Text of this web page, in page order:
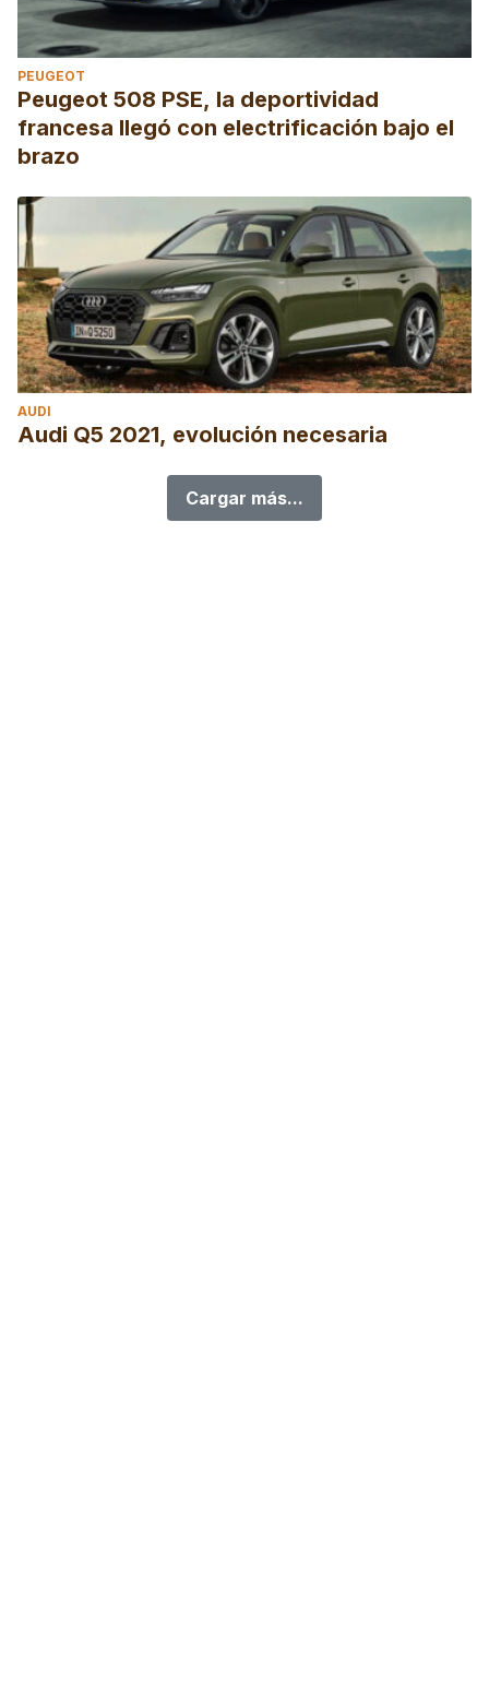
PEUGEOT
Peugeot 508 PSE, la deportividad
francesa llegó con electrificación bajo el
brazo
AUDI
Audi Q5 2021, evolución necesaria
Cargar más...